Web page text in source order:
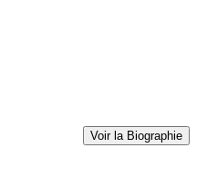
Voir la Biographie